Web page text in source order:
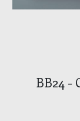
BB24 -